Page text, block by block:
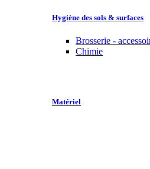
Hygiène des sols & surfaces
Brosserie -
Chimie
Matériel